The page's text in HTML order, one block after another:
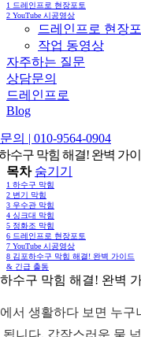
1 드레인프로 현장포토
2 YouTube 시공영상
드레인프로 현장
작업 동영상
자주하는 질문
상담문의
드레인프로
Blog
의 | 010-9564-0904
수구 막힘 해결! 완벽 가
목차 숨기기
1 하수구 막힘
2 변기 막힘
3 우수관 막힘
4 싱크대 막힘
5 정화조 막힘
6 드레인프로 현장포토
7 YouTube 시공영상
8 김포하수구 막힘 해결! 완벽 가이드
& 긴급 출동
수구 막힘 해결! 완벽
서 생활하다 보면 누
됩니다. 갑작스러운 물